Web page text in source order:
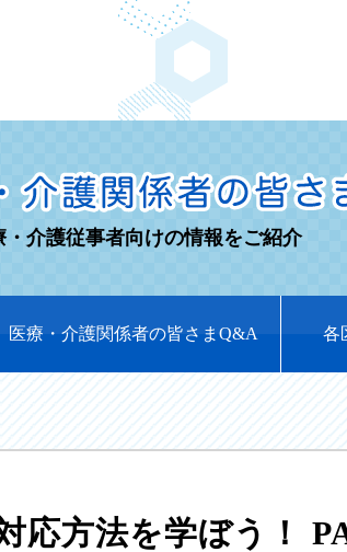
・介護従事者向けの情報をご紹介
医療・介護関係者の皆さまQ&A 各
応方法を学ぼう！